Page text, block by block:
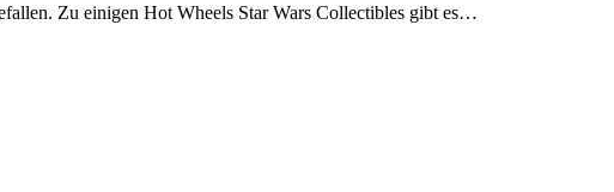
Zu einigen Hot Wheels Star Wars Collectibles gibt es…